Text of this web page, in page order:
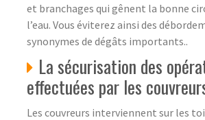
et branchages qui gênent la bonne
l’eau. Vous éviterez ainsi des
synonymes de dégâts importants..
La sécurisation des
effectuées par les
Les couvreurs interviennent sur les